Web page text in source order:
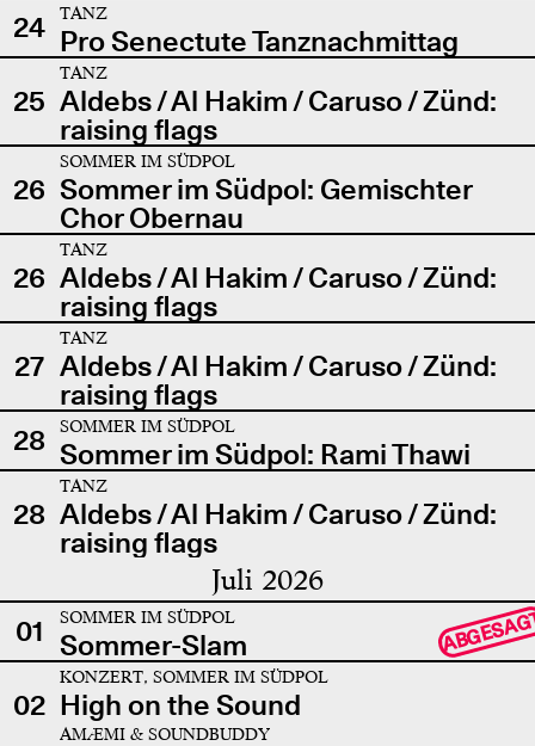
24
TANZ
Pro Senectute Tanznachmittag
25
TANZ
Aldebs / Al Hakim / Caruso / Zünd:
raising flags
26
SOMMER IM SÜDPOL
Sommer im Südpol: Gemischter
Chor Obernau
26
TANZ
Aldebs / Al Hakim / Caruso / Zünd:
raising flags
27
TANZ
Aldebs / Al Hakim / Caruso / Zünd:
raising flags
28
SOMMER IM SÜDPOL
Sommer im Südpol: Rami Thawi
28
TANZ
Aldebs / Al Hakim / Caruso / Zünd:
raising flags
Juli 2026
01 SOMMER IM SÜDPOL
Sommer-Slam
02
KONZERT, SOMMER IM SÜDPOL
High on the Sound
AMÆMI & SOUNDBUDDY